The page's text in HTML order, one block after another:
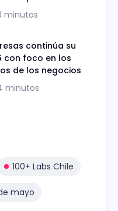
minutos
continúa su
con foco en los
de los negocios
minutos
100+ Labs Chile
mayo